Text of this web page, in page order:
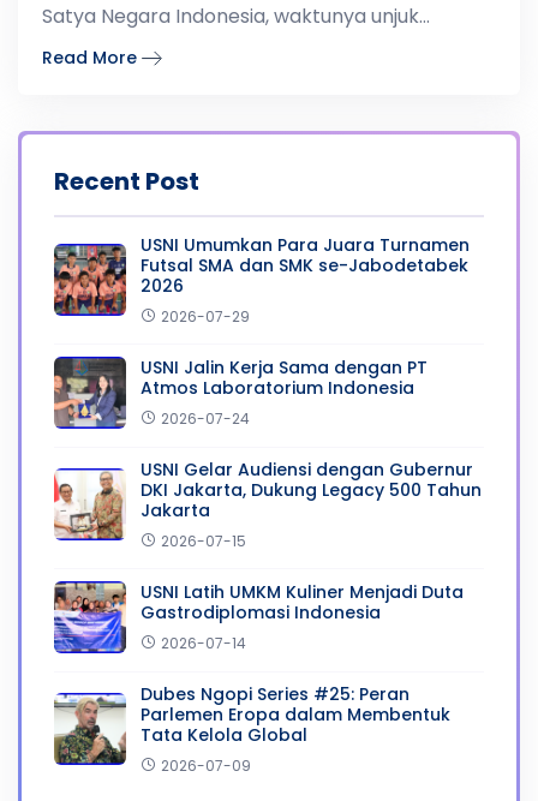
Satya Negara Indonesia, waktunya unjuk
kreativitas kalian!Ayo ikuti
Read More
Recent Post
USNI Umumkan Para Juara Turnamen
Futsal SMA dan SMK se-Jabodetabek
2026
2026-07-29
USNI Jalin Kerja Sama dengan PT
Atmos Laboratorium Indonesia
2026-07-24
USNI Gelar Audiensi dengan Gubernur
DKI Jakarta, Dukung Legacy 500 Tahun
Jakarta
2026-07-15
USNI Latih UMKM Kuliner Menjadi Duta
Gastrodiplomasi Indonesia
2026-07-14
Dubes Ngopi Series #25: Peran
Parlemen Eropa dalam Membentuk
Tata Kelola Global
2026-07-09